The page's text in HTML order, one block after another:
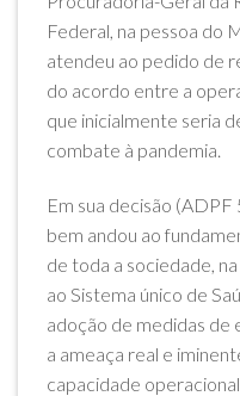
Federal, na pessoa do
atendeu ao pedido de
do acordo entre a
que inicialmente seria
combate à pandemia.
Em sua decisão
bem andou ao
de toda a sociedade,
ao Sistema único de
adoção de medidas
a ameaça real e
capacidade